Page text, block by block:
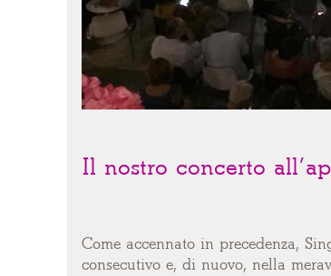
Il nostro concerto
Come accennato in precedenza,
consecutivo e, di nuovo, nella